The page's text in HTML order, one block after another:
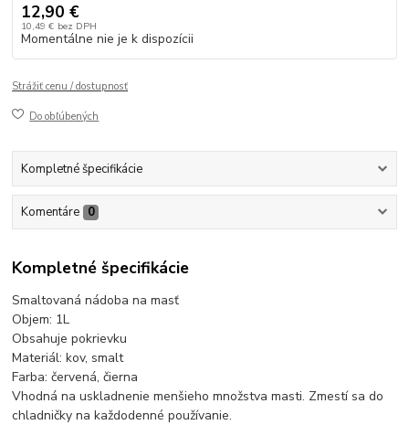
12,90 €
10,49 € bez DPH
Momentálne nie je k dispozícii
Strážiť cenu / dostupnosť
Do obľúbených
Kompletné špecifikácie
Komentáre 0
Kompletné špecifikácie
Smaltovaná nádoba na masť
Objem: 1L
Obsahuje pokrievku
Materiál: kov, smalt
Farba: červená, čierna
Vhodná na uskladnenie menšieho množstva masti. Zmestí sa do
chladničky na každodenné používanie.